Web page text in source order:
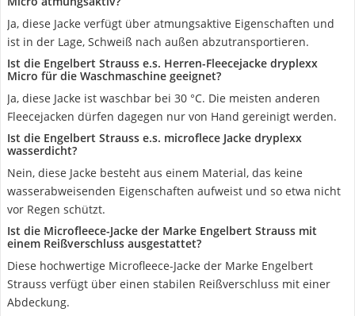
Ja, diese Jacke verfügt über atmungsaktive Eigenschaften und
ist in der Lage, Schweiß nach außen abzutransportieren.
Ist die Engelbert Strauss e.s. Herren-Fleecejacke dryplexx
Micro für die Waschmaschine geeignet?
Ja, diese Jacke ist waschbar bei 30 °C. Die meisten anderen
Fleecejacken dürfen dagegen nur von Hand gereinigt werden.
Ist die Engelbert Strauss e.s. microflece Jacke dryplexx
wasserdicht?
Nein, diese Jacke besteht aus einem Material, das keine
wasserabweisenden Eigenschaften aufweist und so etwa nicht
vor Regen schützt.
Ist die Microfleece-Jacke der Marke Engelbert Strauss mit
einem Reißverschluss ausgestattet?
Diese hochwertige Microfleece-Jacke der Marke Engelbert
Strauss verfügt über einen stabilen Reißverschluss mit einer
Abdeckung.